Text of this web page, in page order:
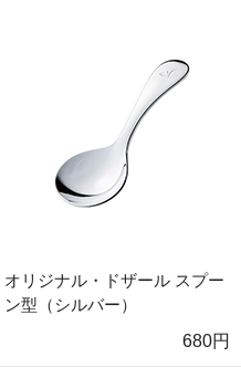
オリジナル・ドザール スプー
ン型（シルバー）
680円